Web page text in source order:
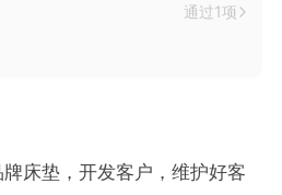
通过1项
床垫，开发客户，维护好客